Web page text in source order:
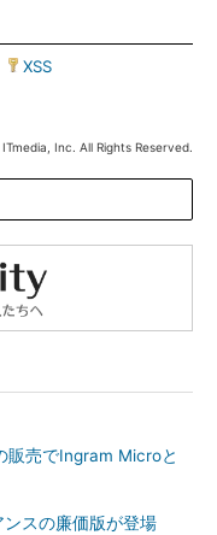
XSS
Inc. All Rights Reserved.
販売でIngram Microと
スの廉価版が登場